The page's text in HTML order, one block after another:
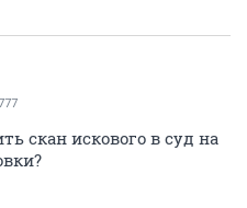
скан искового в суд на